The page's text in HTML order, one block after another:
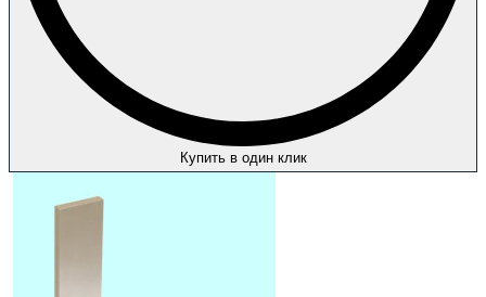
Купить в один клик